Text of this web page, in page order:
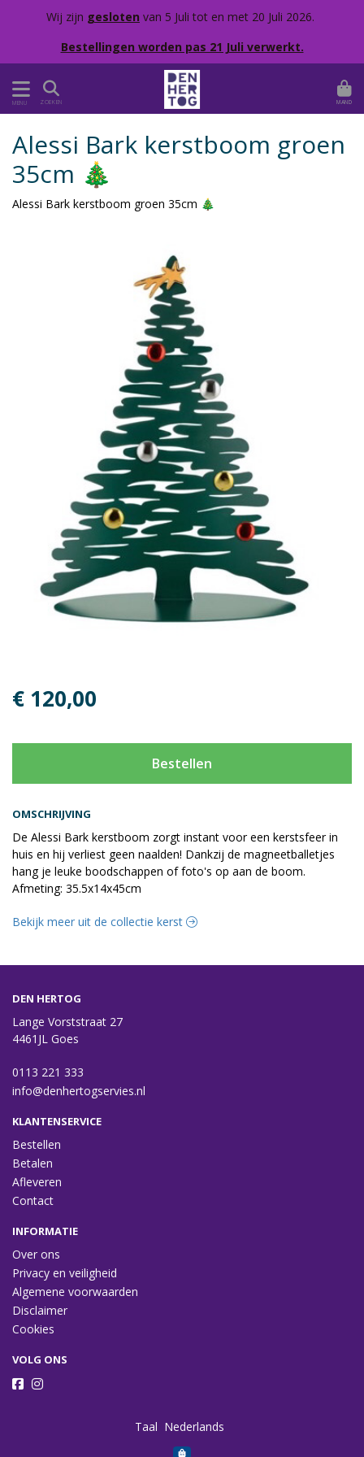
Wij zijn gesloten van 5 Juli tot en met 20 Juli 2026.
Bestellingen worden pas 21 Juli verwerkt.
MENU ZOEKEN MAND
OMSCHRIJVING
De Alessi Bark kerstboom zorgt instant voor een kerstsfeer in
huis en hij verliest geen naalden! Dankzij de magneetballetjes
hang je leuke boodschappen of foto's op aan de boom.
Afmeting: 35.5x14x45cm
Alessi Bark kerstboom groen
35cm 🎄
Alessi Bark kerstboom groen 35cm 🎄
€ 120,00
Bestellen
Bekijk meer uit de collectie kerst
DEN HERTOG
Lange Vorststraat 27
4461JL Goes
0113 221 333
info@denhertogservies.nl
KLANTENSERVICE
Bestellen
Betalen
Afleveren
Contact
INFORMATIE
Over ons
Privacy en veiligheid
Algemene voorwaarden
Disclaimer
Cookies
VOLG ONS
Taal